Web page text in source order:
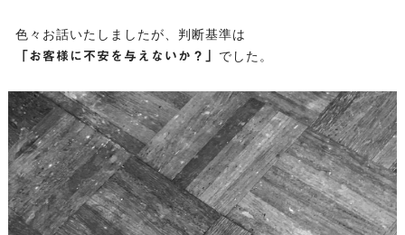
色々お話いたしましたが、判断基準は
「お客様に不安を与えないか？」 でした。